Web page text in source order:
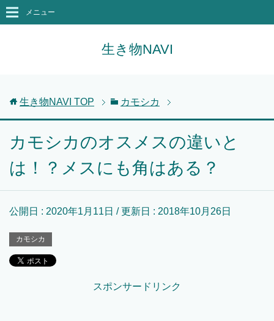
生き物NAVI
メニュー
生き物NAVI TOP カモシカ
カモシカのオスメスの違いと
は！？メスにも角はある？
公開日 : 2020年1月11日 / 更新日 : 2018年10月26日
カモシカ
スポンサードリンク